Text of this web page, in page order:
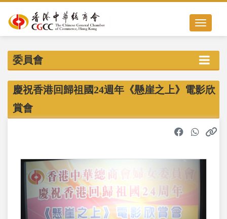
Toggle
委員會
慶祝香港回歸祖國24週年《懸崖之上》電影欣
賞會